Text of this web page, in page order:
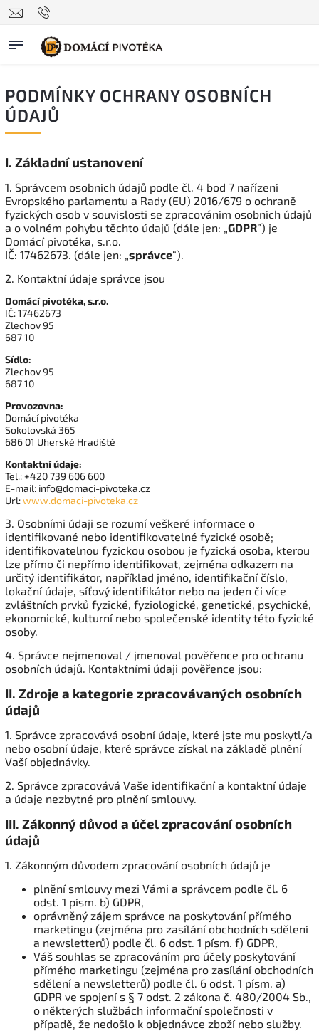
PODMÍNKY OCHRANY OSOBNÍCH
ÚDAJŮ
I. Základní ustanovení
1. Správcem osobních údajů podle čl. 4 bod 7 nařízení
Evropského parlamentu a Rady (EU) 2016/679 o ochraně
fyzických osob v souvislosti se zpracováním osobních údajů
a o volném pohybu těchto údajů (dále jen: „GDPR”) je
Domácí pivotéka, s.r.o.
IČ: 17462673. (dále jen: „správce“).
2. Kontaktní údaje správce jsou
Domácí pivotéka, s.r.o.
IČ: 17462673
Zlechov 95
687 10
Sídlo:
Zlechov 95
687 10
Provozovna:
Domácí pivotéka
Sokolovská 365
686 01 Uherské Hradiště
Kontaktní údaje:
Tel.: +420 739 606 600
E-mail: info@domaci-pivoteka.cz
Url:www.domaci-pivoteka.cz
3. Osobními údaji se rozumí veškeré informace o
identifikované nebo identifikovatelné fyzické osobě;
identifikovatelnou fyzickou osobou je fyzická osoba, kterou
lze přímo či nepřímo identifikovat, zejména odkazem na
určitý identifikátor, například jméno, identifikační číslo,
lokační údaje, síťový identifikátor nebo na jeden či více
zvláštních prvků fyzické, fyziologické, genetické, psychické,
ekonomické, kulturní nebo společenské identity této fyzické
osoby.
4. Správce nejmenoval / jmenoval pověřence pro ochranu
osobních údajů. Kontaktními údaji pověřence jsou:
II. Zdroje a kategorie zpracovávaných osobních
údajů
1. Správce zpracovává osobní údaje, které jste mu poskytl/a
nebo osobní údaje, které správce získal na základě plnění
Vaší objednávky.
2. Správce zpracovává Vaše identifikační a kontaktní údaje
a údaje nezbytné pro plnění smlouvy.
III. Zákonný důvod a účel zpracování osobních
údajů
1. Zákonným důvodem zpracování osobních údajů je
plnění smlouvy mezi Vámi a správcem podle čl. 6
odst. 1 písm. b) GDPR,
oprávněný zájem správce na poskytování přímého
marketingu (zejména pro zasílání obchodních sdělení
a newsletterů) podle čl. 6 odst. 1 písm. f) GDPR,
Váš souhlas se zpracováním pro účely poskytování
přímého marketingu (zejména pro zasílání obchodních
sdělení a newsletterů) podle čl. 6 odst. 1 písm. a)
GDPR ve spojení s § 7 odst. 2 zákona č. 480/2004 Sb.,
o některých službách informační společnosti v
případě, že nedošlo k objednávce zboží nebo služby.